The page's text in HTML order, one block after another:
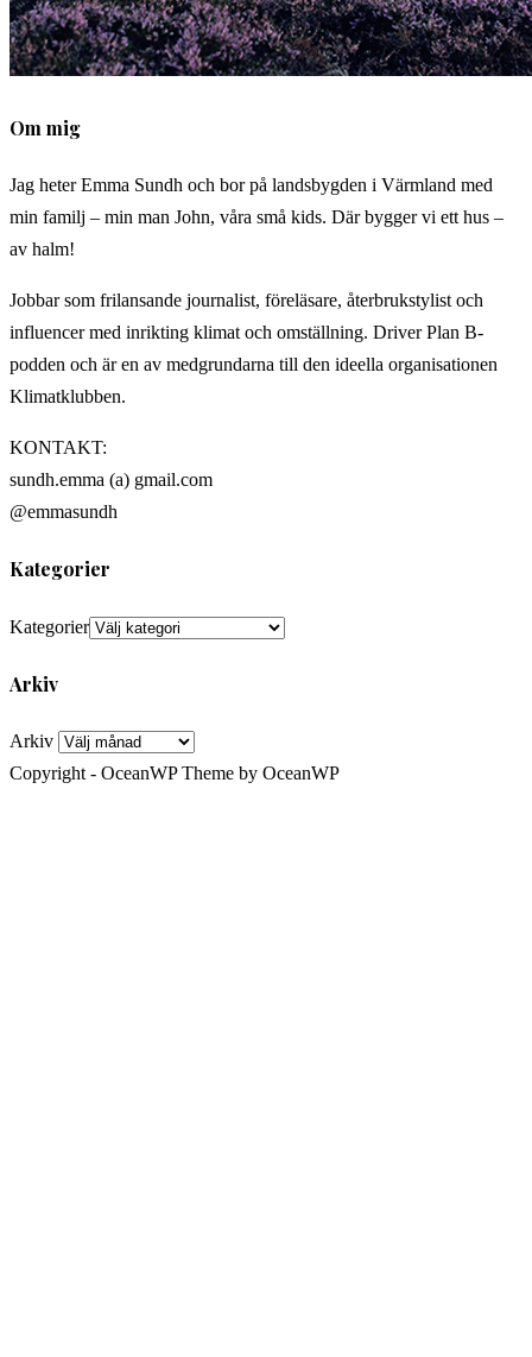
Om mig
Jag heter Emma Sundh och bor på landsbygden i Värmland med
min familj – min man John, våra små kids. Där bygger vi ett hus –
av halm!
Jobbar som frilansande journalist, föreläsare, återbrukstylist och
influencer med inrikting klimat och omställning. Driver Plan B-
podden och är en av medgrundarna till den ideella organisationen
Klimatklubben.
KONTAKT:
sundh.emma (a) gmail.com
@emmasundh
Kategorier
Kategorier
Arkiv
Arkiv
Copyright - OceanWP Theme by OceanWP